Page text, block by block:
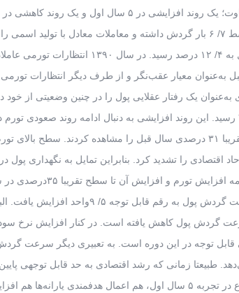
قرار گرفته است. در بازه مورد بررسی، سرعت گردش پول دو روند متفاوت؛ یک روند افزایشی
تجربه کرده است. در سال ۱۳۸۹ حجم پول در سطح جامعه، به‌طور متوسط ۷/ ۶ بار گردش داشته و معاملات معادل
است. همچنین در این سال تورم با ۶/ ۱ درصد افزایش نسبت به سال قبل به ۴/ ۱۲ درصد
معیار عقب‌نگر و از طرف دیگر انتظارات تورمی
به‌عنوان یک رفتار عقلایی پول را در چنین وضعیتی از خود
همین دلیل سرعت گردش پول در سال ۱۳۹۰ با ۴/ ۰واحد افزایش به ۱/ ۷ رسید. این روند افزایشی به دنبال ادامه
باعث پول‌زدایی عمده از سوی عاملان اقتصادی در سال ۱۳۹۳ شد و سرعت گردش پول به رقم
گردش پول کاهش یافته است. در کنار افزایش نرخ سود
توجه در این دوره است. به تعبیری دیگر سرعت
طبیعتا زمانی که رشد اقتصادی به حد قابل توجهی
پول کمتری در مبادلاتی که خود تابع تولید است، مورد نیاز است. در مجموع در تجربه ۵ سال اول، هم اعمال